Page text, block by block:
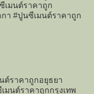
เมนต์ราคาถูก
า #ปูนซีเมนต์ราคาถูก
ต์ราคาถูกอยุธยา
มนต์ราคาถูกกรุงเทพ